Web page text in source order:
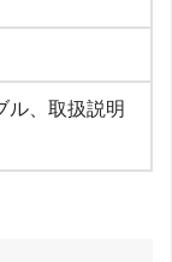
ル、取扱説明